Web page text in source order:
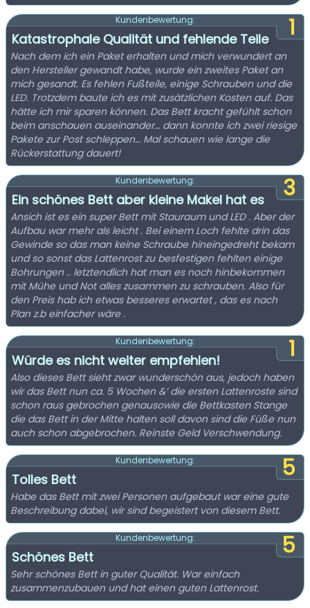
1
Kundenbewertung:
Katastrophale Qualität und fehlende Teile
Nach dem ich ein Paket erhalten und mich verwundert an
den Hersteller gewandt habe, wurde ein zweites Paket an
mich gesandt. Es fehlen Fußteile, einige Schrauben und die
LED. Trotzdem baute ich es mit zusätzlichen Kosten auf. Das
hätte ich mir sparen können. Das Bett kracht gefühlt schon
beim anschauen auseinander… dann konnte ich zwei riesige
Pakete zur Post schleppen… Mal schauen wie lange die
Rückerstattung dauert!
3
Kundenbewertung:
Ein schönes Bett aber kleine Makel hat es
Ansich ist es ein super Bett mit Stauraum und LED . Aber der
Aufbau war mehr als leicht . Bei einem Loch fehlte drin das
Gewinde so das man keine Schraube hineingedreht bekam
und so sonst das Lattenrost zu besfestigen fehlten einige
Bohrungen .. letztendlich hat man es noch hinbekommen
mit Mühe und Not alles zusammen zu schrauben. Also für
den Preis hab ich etwas besseres erwartet , das es nach
Plan z.b einfacher wäre .
1
Kundenbewertung:
Würde es nicht weiter empfehlen!
Also dieses Bett sieht zwar wunderschön aus, jedoch haben
wir das Bett nun ca. 5 Wochen &‘ die ersten Lattenroste sind
schon raus gebrochen genausowie die Bettkasten Stange
die das Bett in der Mitte halten soll davon sind die Füße nun
auch schon abgebrochen. Reinste Geld Verschwendung.
5
Kundenbewertung:
Tolles Bett
Habe das Bett mit zwei Personen aufgebaut war eine gute
Beschreibung dabei, wir sind begeistert von diesem Bett.
5
Kundenbewertung:
Schönes Bett
Sehr schönes Bett in guter Qualität. War einfach
zusammenzubauen und hat einen guten Lattenrost.